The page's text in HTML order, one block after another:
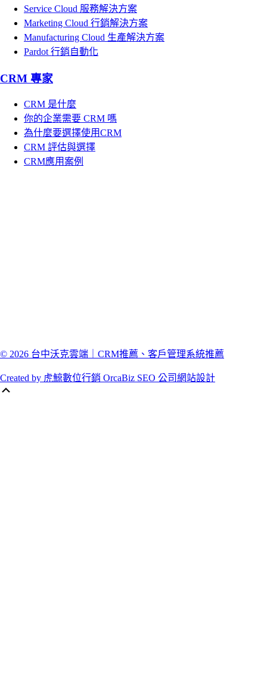
Service Cloud 服務解決方案
Marketing Cloud 行銷解決方案
Manufacturing Cloud 生產解決方案
Pardot 行銷自動化
CRM 專家
CRM 是什麼
你的企業需要 CRM 嗎
為什麼要選擇使用CRM
CRM 評估與選擇
CRM應用案例
© 2026 台中沃克雲端｜CRM推薦、客戶管理系統推薦
Created by 虎鯨數位行銷 OrcaBiz SEO 公司網站設計